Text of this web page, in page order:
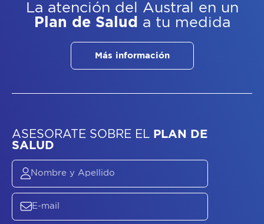
La atención del Austral
en un
Plan de Salud a tu medida
Más información